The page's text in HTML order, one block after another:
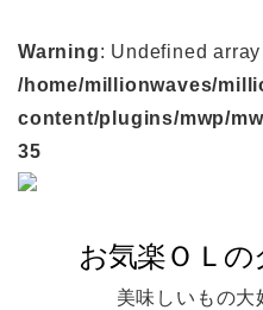
Warning: Undefined
/home/millionwaves/
content/plugins/mwp/
35
美味しいもの大